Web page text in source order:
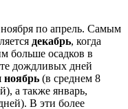
ноября по апрель. Самым
декабрь, когда
больше осадков в
дождливых дней
ноябрь (в среднем 8
а также январь,
В эти более